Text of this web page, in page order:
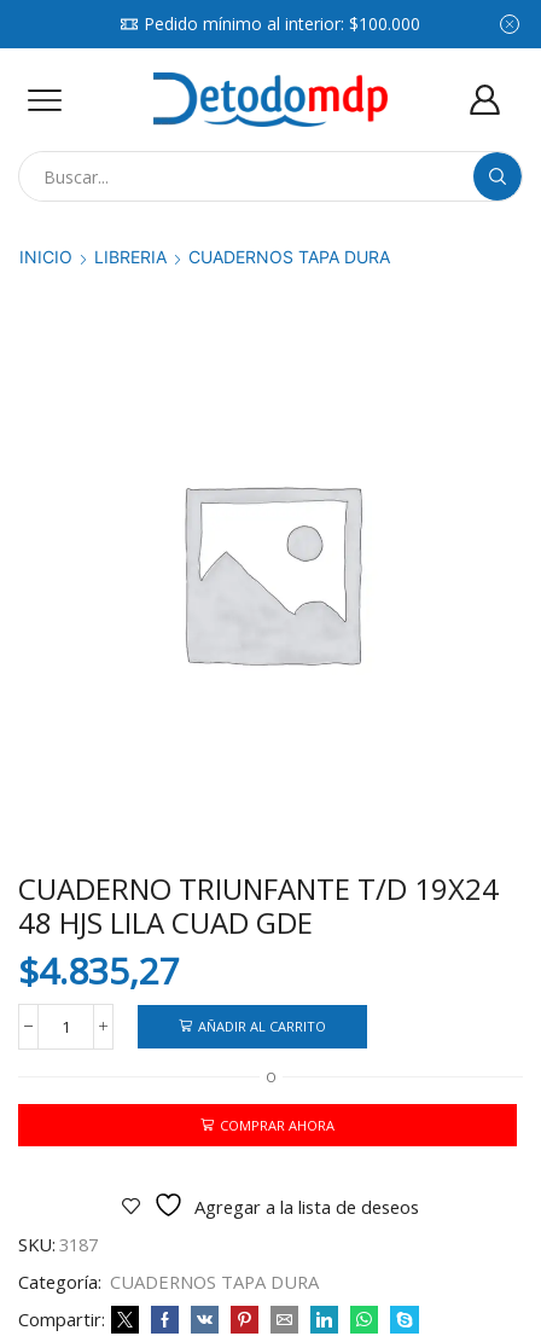
Pedido mínimo al interior: $100.000
INICIO LIBRERIA CUADERNOS TAPA DURA
CUADERNO TRIUNFANTE T/D 19X24
48 HJS LILA CUAD GDE
$4.835,27
CUADERNO
TRIUNFANTE
19X24
HJS
AÑADIR AL CARRITO
O
COMPRAR AHORA
Agregar a la lista de deseos
SKU: 3187
Categoría: CUADERNOS TAPA DURA
Compartir: